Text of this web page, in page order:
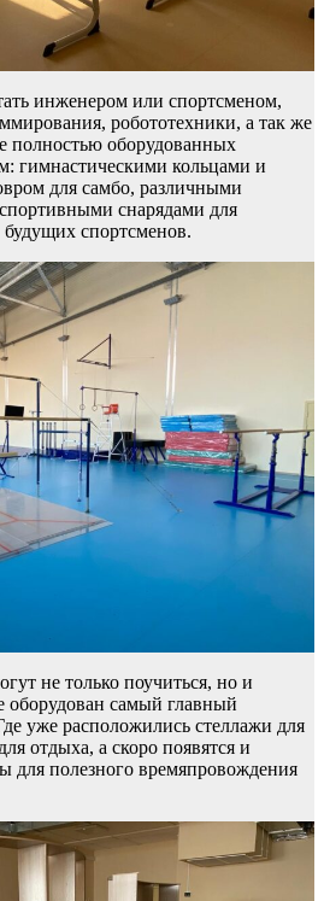
инженером или спортсменом,
робототехники, а так же
полностью оборудованных
гимнастическими кольцами и
для самбо, различными
снарядами для
спортсменов.
не только поучиться, но и
оборудован самый главный
уже расположились стеллажи для
отдыха, а скоро появятся и
для полезного времяпровождения